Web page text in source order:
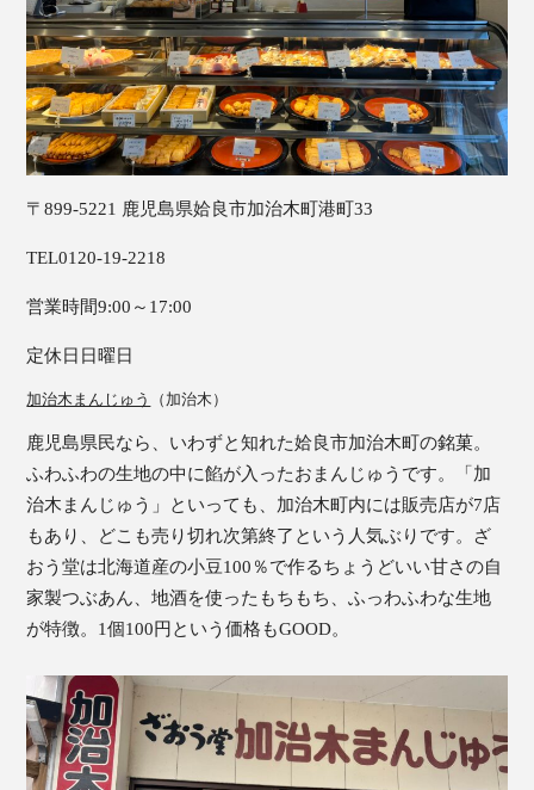
〒899-5221 鹿児島県姶良市加治木町港町33
TEL0120-19-2218
営業時間9:00～17:00
定休日日曜日
加治木まんじゅう （加治木）
鹿児島県民なら、いわずと知れた姶良市加治木町の銘菓。
ふわふわの生地の中に餡が入ったおまんじゅうです。「加
治木まんじゅう」といっても、加治木町内には販売店が7店
もあり、どこも売り切れ次第終了という人気ぶりです。ざ
おう堂は北海道産の小豆100％で作るちょうどいい甘さの自
家製つぶあん、地酒を使ったもちもち、ふっわふわな生地
が特徴。1個100円という価格もGOOD。